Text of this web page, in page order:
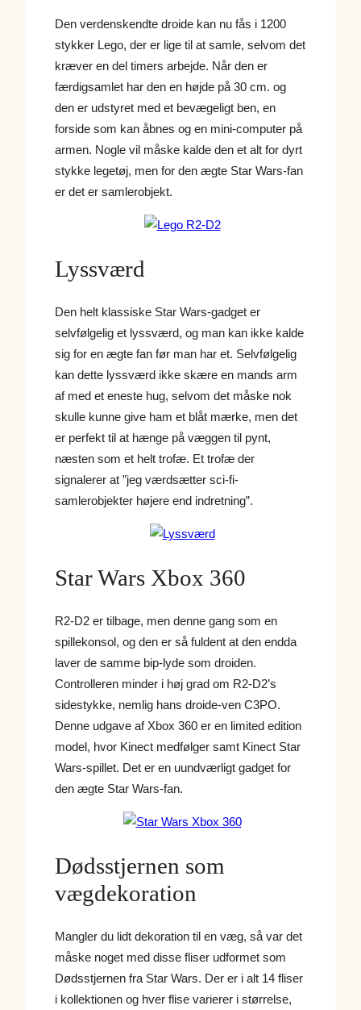
Den verdenskendte droide kan nu fås i 1200
stykker Lego, der er lige til at samle, selvom det
kræver en del timers arbejde. Når den er
færdigsamlet har den en højde på 30 cm. og
den er udstyret med et bevægeligt ben, en
forside som kan åbnes og en mini-computer på
armen. Nogle vil måske kalde den et alt for dyrt
stykke legetøj, men for den ægte Star Wars-fan
er det er samlerobjekt.
Lyssværd
Den helt klassiske Star Wars-gadget er
selvfølgelig et lyssværd, og man kan ikke kalde
sig for en ægte fan før man har et. Selvfølgelig
kan dette lyssværd ikke skære en mands arm
af med et eneste hug, selvom det måske nok
skulle kunne give ham et blåt mærke, men det
er perfekt til at hænge på væggen til pynt,
næsten som et helt trofæ. Et trofæ der
signalerer at ”jeg værdsætter sci-fi-
samlerobjekter højere end indretning”.
Star Wars Xbox 360
R2-D2 er tilbage, men denne gang som en
spillekonsol, og den er så fuldent at den endda
laver de samme bip-lyde som droiden.
Controlleren minder i høj grad om R2-D2’s
sidestykke, nemlig hans droide-ven C3PO.
Denne udgave af Xbox 360 er en limited edition
model, hvor Kinect medfølger samt Kinect Star
Wars-spillet. Det er en uundværligt gadget for
den ægte Star Wars-fan.
Dødsstjernen som
vægdekoration
Mangler du lidt dekoration til en væg, så var det
måske noget med disse fliser udformet som
Dødsstjernen fra Star Wars. Der er i alt 14 fliser
i kollektionen og hver flise varierer i størrelse,